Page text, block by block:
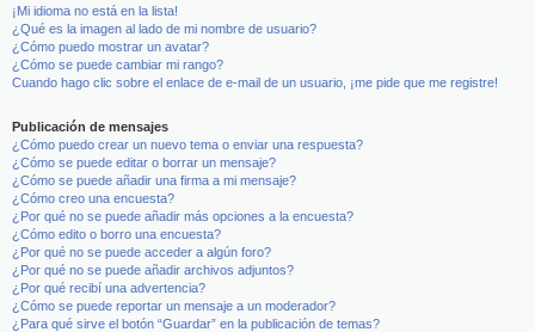
¡Mi idioma no está en la lista!
¿Qué es la imagen al lado de mi nombre de usuario?
¿Cómo puedo mostrar un avatar?
¿Cómo se puede cambiar mi rango?
Cuando hago clic sobre el enlace de e-mail de un usuario, ¡me pide que me registre!
Publicación de mensajes
¿Cómo puedo crear un nuevo tema o enviar una respuesta?
¿Cómo se puede editar o borrar un mensaje?
¿Cómo se puede añadir una firma a mi mensaje?
¿Cómo creo una encuesta?
¿Por qué no se puede añadir más opciones a la encuesta?
¿Cómo edito o borro una encuesta?
¿Por qué no se puede acceder a algún foro?
¿Por qué no se puede añadir archivos adjuntos?
¿Por qué recibí una advertencia?
¿Cómo se puede reportar un mensaje a un moderador?
¿Para qué sirve el botón “Guardar” en la publicación de temas?